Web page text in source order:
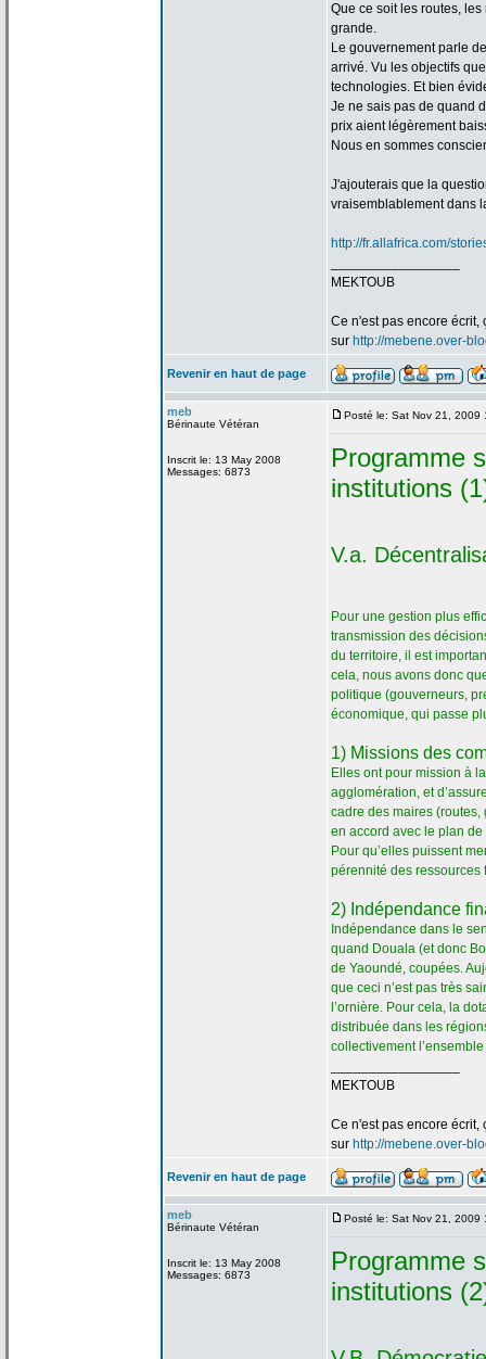
Que ce soit les routes, les
grande.
Le gouvernement parle
arrivé. Vu les objectifs
technologies. Et bien
Je ne sais pas de quand
prix aient légèrement
Nous en sommes
J'ajouterais que la
vraisemblablement dans
http://fr.allafrica.com/
MEKTOUB
Ce n'est pas encore écrit,
sur http://mebene.over-
Revenir en haut de page
meb
Bérinaute Vétéran
Inscrit le: 13 May 2008
Messages: 6873
Posté le: Sat Nov 21, 2009
Programme
institutions
V.a.
Pour une gestion plus
transmission des
du territoire, il est
cela, nous avons donc
politique (gouverneurs,
économique, qui passe
1) Missions des
Elles ont pour mission à la
agglomération, et
cadre des maires
en accord avec le plan de
Pour qu’elles puissent
pérennité des ressources
2) Indépendance
Indépendance dans le
quand Douala (et donc
de Yaoundé, coupées.
que ceci n’est pas très
l’ornière. Pour cela, la
distribuée dans les
collectivement
MEKTOUB
Ce n'est pas encore écrit,
sur http://mebene.over-
Revenir en haut de page
meb
Bérinaute Vétéran
Inscrit le: 13 May 2008
Messages: 6873
Posté le: Sat Nov 21, 2009
Programme
institutions